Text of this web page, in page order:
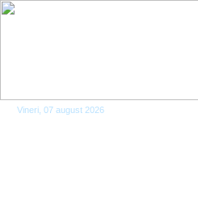
Vineri, 07 august 2026